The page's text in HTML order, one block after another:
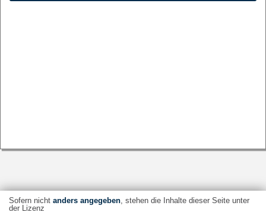
Sofern nicht anders angegeben, stehen die Inhalte dieser Seite unter
der Lizenz